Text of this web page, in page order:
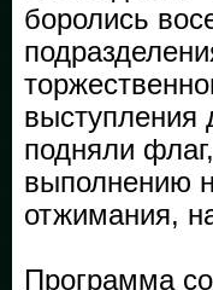
боролись
выступления
подняли
выполнению
отжимания,
Программа